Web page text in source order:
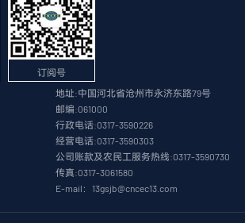
订阅号
地址:中国河北省沧州市永济东路79号
邮编:061000
行政电话:0317-3590226
经营电话:0317-3590303
公司账款及农民工服务热线:0317-3590730
传真:0317-3061580
E-mail：13gsjb@cncec13.com